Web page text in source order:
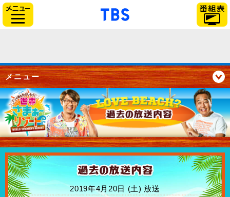
「TBSテレビ」トップページ
メニュー
2019年4月20日 (土) 放送